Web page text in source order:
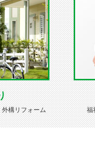
構リフォーム 福